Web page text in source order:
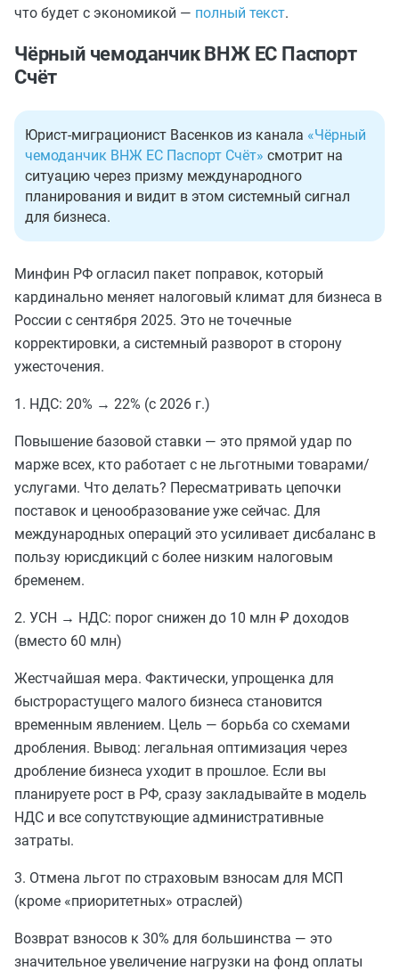
что будет с экономикой — полный текст.
Чёрный чемоданчик ВНЖ ЕС Паспорт
Счёт
Юрист-миграционист Васенков из канала «Чёрный
чемоданчик ВНЖ ЕС Паспорт Счёт» смотрит на
ситуацию через призму международного
планирования и видит в этом системный сигнал
для бизнеса.
Минфин РФ огласил пакет поправок, который
кардинально меняет налоговый климат для бизнеса в
России с сентября 2025. Это не точечные
корректировки, а системный разворот в сторону
ужесточения.
1. НДС: 20% → 22% (с 2026 г.)
Повышение базовой ставки — это прямой удар по
марже всех, кто работает с не льготными товарами/
услугами. Что делать? Пересматривать цепочки
поставок и ценообразование уже сейчас. Для
международных операций это усиливает дисбаланс в
пользу юрисдикций с более низким налоговым
бременем.
2. УСН → НДС: порог снижен до 10 млн ₽ доходов
(вместо 60 млн)
Жестчайшая мера. Фактически, упрощенка для
быстрорастущего малого бизнеса становится
временным явлением. Цель — борьба со схемами
дробления. Вывод: легальная оптимизация через
дробление бизнеса уходит в прошлое. Если вы
планируете рост в РФ, сразу закладывайте в модель
НДС и все сопутствующие административные
затраты.
3. Отмена льгот по страховым взносам для МСП
(кроме «приоритетных» отраслей)
Возврат взносов к 30% для большинства — это
значительное увеличение нагрузки на фонд оплаты